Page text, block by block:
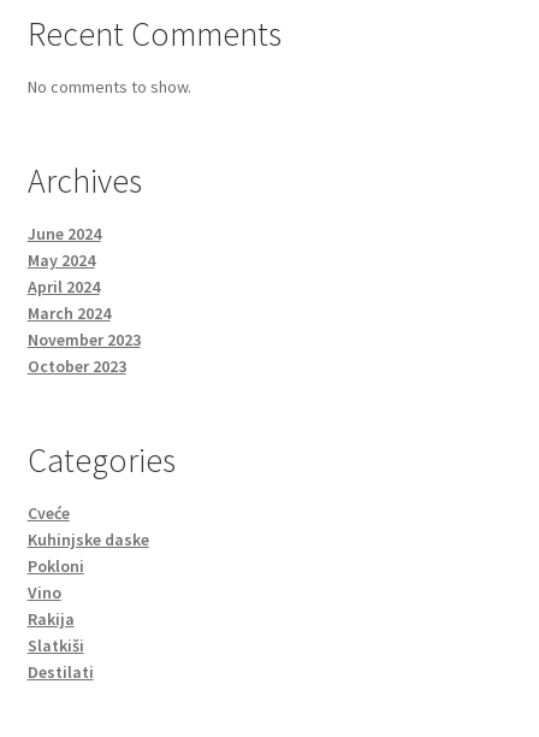
Recent Comments
No comments to show.
Archives
June 2024
May 2024
April 2024
March 2024
November 2023
October 2023
Categories
Cveće
Kuhinjske daske
Pokloni
Vino
Rakija
Slatkiši
Destilati